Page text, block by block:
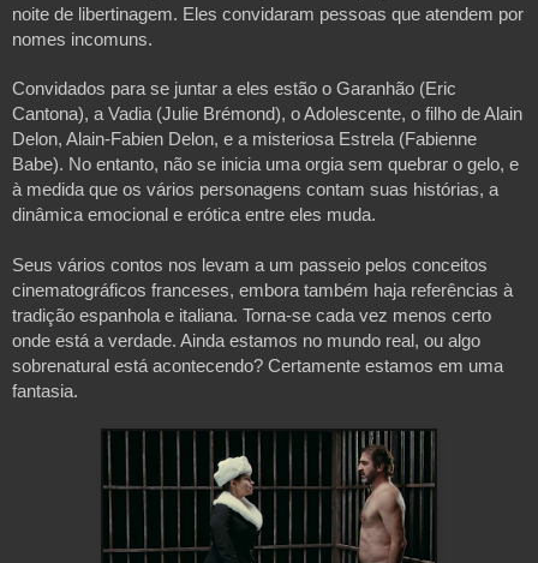
noite de libertinagem. Eles convidaram pessoas que atendem por
nomes incomuns.
Convidados para se juntar a eles estão o Garanhão (Eric
Cantona), a Vadia (Julie Brémond), o Adolescente, o filho de Alain
Delon, Alain-Fabien Delon, e a misteriosa Estrela (Fabienne
Babe). No entanto, não se inicia uma orgia sem quebrar o gelo, e
à medida que os vários personagens contam suas histórias, a
dinâmica emocional e erótica entre eles muda.
Seus vários contos nos levam a um passeio pelos conceitos
cinematográficos franceses, embora também haja referências à
tradição espanhola e italiana. Torna-se cada vez menos certo
onde está a verdade. Ainda estamos no mundo real, ou algo
sobrenatural está acontecendo? Certamente estamos em uma
fantasia.